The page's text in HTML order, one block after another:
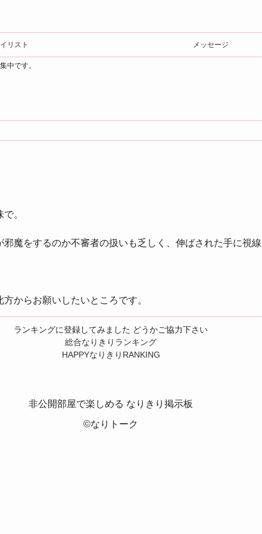
リスト メッセージ
中です。
。
魔をするのか不審者の扱いも乏しく、伸ばされた手に視
からお願いしたいところです。
ランキングに登録してみました どうかご協力下さい
総合なりきりランキング
HAPPYなりきりRANKING
非公開部屋で楽しめる なりきり掲示板
©なりトーク